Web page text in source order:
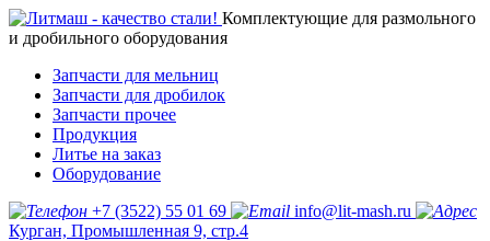
Комплектующие для размольного
и дробильного оборудования
Запчасти для мельниц
Запчасти для дробилок
Запчасти прочее
Продукция
Литье на заказ
Оборудование
+7 (3522) 55 01 69
info@lit-mash.ru
Курган, Промышленная 9, стр.4